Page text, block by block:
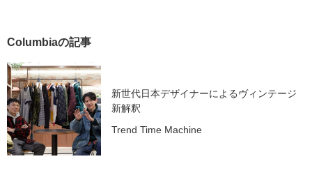
Columbiaの記事
新世代日本デザイナーによるヴィンテージ
新解釈
Trend Time Machine